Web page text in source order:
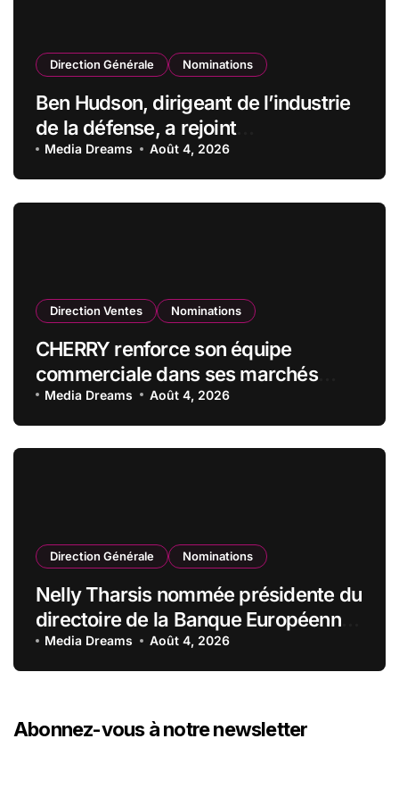
Direction Générale Nominations
Ben Hudson, dirigeant de l’industrie
de la défense, a rejoint
CZECHOSLOVAK GROUP (CSG) en
qualité de vice-président du conseil
d’administration
Media Dreams Août 4, 2026
Direction Ventes Nominations
CHERRY renforce son équipe
commerciale dans ses marchés
stratégiques
Media Dreams Août 4, 2026
Direction Générale Nominations
Nelly Tharsis nommée présidente du
directoire de la Banque Européenne
du Crédit Mutuel
Media Dreams Août 4, 2026
Abonnez-vous à notre newsletter